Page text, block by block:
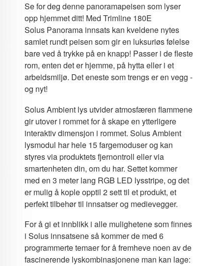
Se for deg denne panoramapeisen som lyser
opp hjemmet ditt! Med Trimline 180E
Solus Panorama innsats kan kveldene nytes
samlet rundt peisen som gir en luksuriøs følelse
bare ved å trykke på en knapp! Passer i de fleste
rom, enten det er hjemme, på hytta eller i et
arbeidsmiljø. Det eneste som trengs er en vegg -
og nyt!
Solus Ambient lys utvider atmosfæren flammene
gir utover i rommet for å skape en ytterligere
interaktiv dimensjon i rommet. Solus Ambient
lysmodul har hele 15 fargemoduser og kan
styres via produktets fjernontroll eller via
smartenheten din, om du har. Settet kommer
med en 3 meter lang RGB LED lysstripe, og det
er mulig å kople opptil 2 sett til et produkt, et
perfekt tilbehør til innsatser og medievegger.
For å gi et innblikk i alle mulighetene som finnes
i Solus innsatsene så kommer de med 6
programmerte temaer for å fremheve noen av de
fascinerende lyskombinasjonene man kan lage: